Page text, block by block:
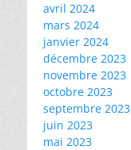
avril 2024
mars 2024
janvier 2024
décembre 2023
novembre 2023
octobre 2023
septembre 2023
juin 2023
mai 2023